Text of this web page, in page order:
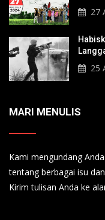
27
25
MARI MENULIS
Kami mengundang
tentang berbagai isu
Kirim tulisan Anda ke